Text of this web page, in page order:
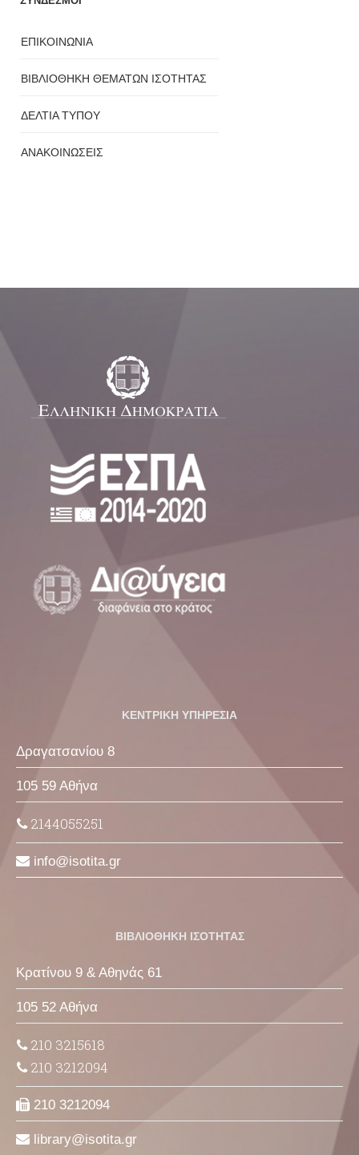
ΕΠΙΚΟΙΝΩΝΙΑ
ΒΙΒΛΙΟΘΗΚΗ ΘΕΜΑΤΩΝ ΙΣΟΤΗΤΑΣ
ΔΕΛΤΙΑ ΤΥΠΟΥ
ΑΝΑΚΟΙΝΩΣΕΙΣ
ΚΕΝΤΡΙΚΗ ΥΠΗΡΕΣΙΑ
Δραγατσανίου 8
105 59 Αθήνα
2144055251
info isotita gr
ΒΙΒΛΙΟΘΗΚΗ ΙΣΟΤΗΤΑΣ
Κρατίνου 9 & Αθηνάς 61
105 52 Αθήνα
210 3215618
210 3212094
210 3212094
library isotita gr